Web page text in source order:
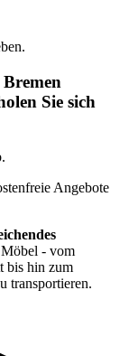
Sie sich
Angebote
Möbel - vom
bis hin zum
transportieren.